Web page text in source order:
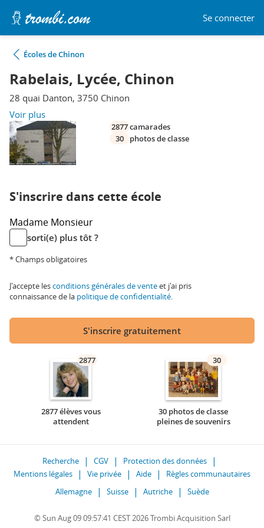
Se connecter
Écoles de Chinon
Rabelais, Lycée, Chinon
28 quai Danton, 3750 Chinon
Voir plus
2877camarades
30
photos de classe
S'inscrire dans cette école
Madame Monsieur
sorti(e) plus tôt ?
* Champs obligatoires
J'accepte lesconditions générales de venteet j'ai pris
connaissance de la politique de confidentialité.
S'inscrire gratuitement
2877
2877 élèves vous
attendent
30
30 photos de classe
pleines de souvenirs
Recherche CGV
Protection des données
Mentions légales
Vie privée Aide
Règles communautaires
Allemagne
Suisse Autriche Suède
© Sun Aug 09 09:57:41 CEST 2026 Trombi Acquisition Sarl